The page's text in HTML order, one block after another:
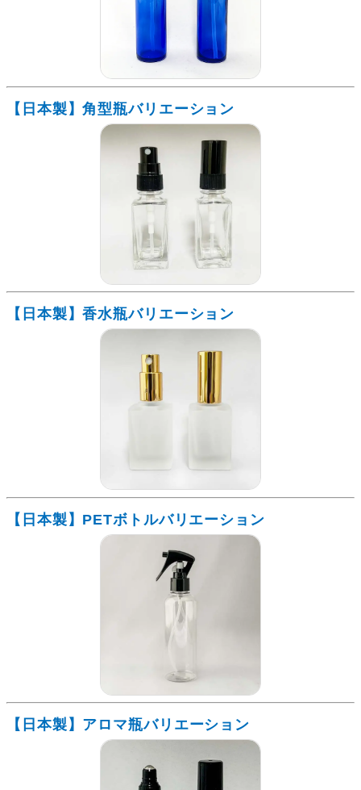
【日本製】角型瓶バリエーション
【日本製】香水瓶バリエーション
【日本製】PETボトルバリエーション
【日本製】アロマ瓶バリエーション